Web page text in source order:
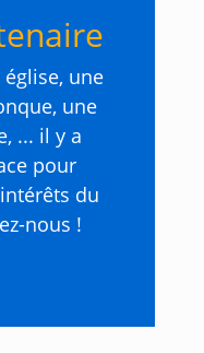
une
une
... il y a
pour
du
nous !